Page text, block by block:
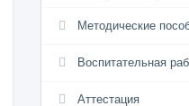
Методические
Воспитательная
Аттестация